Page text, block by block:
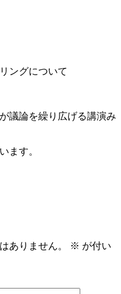
ングについて
議論を繰り広げる講演み
ます。
ありません。 ※ が付い